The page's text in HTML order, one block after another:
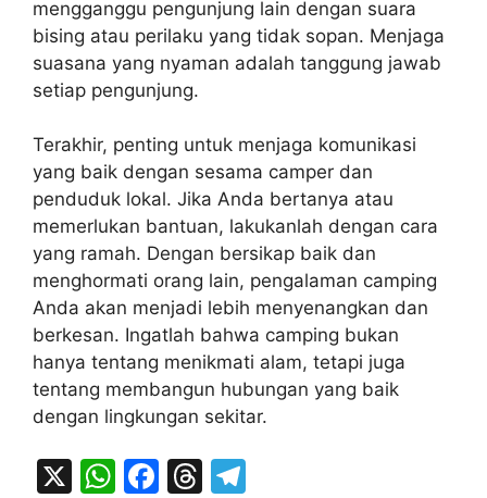
mengganggu pengunjung lain dengan suara
bising atau perilaku yang tidak sopan. Menjaga
suasana yang nyaman adalah tanggung jawab
setiap pengunjung.
Terakhir, penting untuk menjaga komunikasi
yang baik dengan sesama camper dan
penduduk lokal. Jika Anda bertanya atau
memerlukan bantuan, lakukanlah dengan cara
yang ramah. Dengan bersikap baik dan
menghormati orang lain, pengalaman camping
Anda akan menjadi lebih menyenangkan dan
berkesan. Ingatlah bahwa camping bukan
hanya tentang menikmati alam, tetapi juga
tentang membangun hubungan yang baik
dengan lingkungan sekitar.
X
W F
T